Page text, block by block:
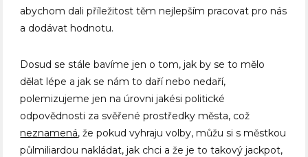
abychom dali příležitost těm nejlepším pracovat pro nás
a dodávat hodnotu.
Dosud se stále bavíme jen o tom, jak by se to mělo
dělat lépe a jak se nám to daří nebo nedaří,
polemizujeme jen na úrovni jakési politické
odpovědnosti za svěřené prostředky města, což
neznamená, že pokud vyhraju volby, můžu si s městkou
půlmiliardou nakládat, jak chci a že je to takový jackpot,